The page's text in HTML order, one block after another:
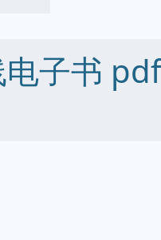
子书